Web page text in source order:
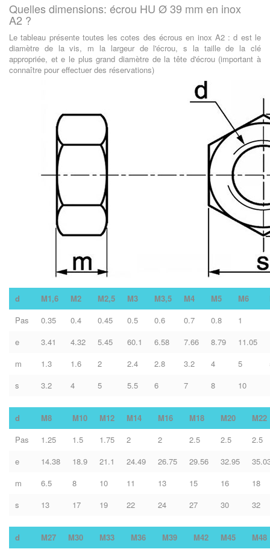
Quelles dimensions: écrou HU Ø 39 mm en inox
A2 ?
Le tableau présente toutes les cotes des écrous en inox A2 : d est le
diamètre de la vis, m la largeur de l'écrou, s la taille de la clé
appropriée, et e le plus grand diamètre de la tête d'écrou (important à
connaître pour effectuer des réservations)
d M1,6 M2 M2,5 M3 M3,5 M4 M5 M6
Pas
0.35 0.4 0.45 0.5 0.6 0.7 0.8 1
e
3.41 4.32 5.45 60.1 6.58 7.66 8.79 11.05
m
1.3 1.6 2 2.4 2.8 3.2 4 5
s
3.2 4 5 5.5 6 7 8 10
d M8 M10 M12 M14 M16 M18 M20
M22
Pas
1.25 1.5 1.75 2 2 2.5 2.5
2.5
e
14.38 18.9 21.1 24.49 26.75 29.56 32.95
m
6.5 8 10 11 13 15 16
18
s
13 17 19 22 24 27 30 32
d M27 M30 M33 M36 M39 M42 M45
M48